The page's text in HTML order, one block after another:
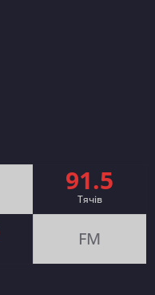
91.5
Тячів
FM